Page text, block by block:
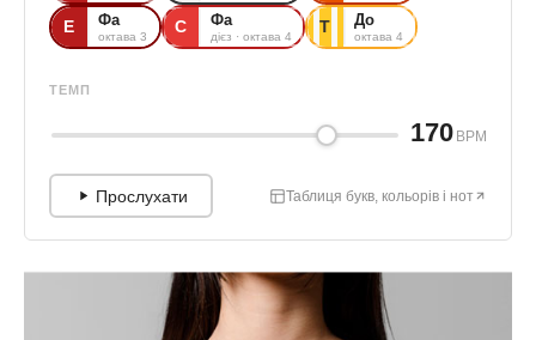
Е Фа
октава 3 С Фа
дієз · октава 4 Т До
октава 4
ТЕМП
170 BPM
Прослухати Таблиця букв, кольорів і нот